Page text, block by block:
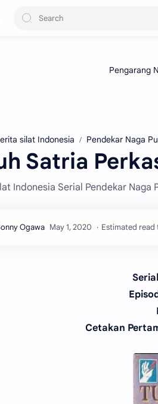
silat Indonesia Pendekar Naga
Satria
Indonesia Serial Pendekar Naga
Estimated read
Cetakan